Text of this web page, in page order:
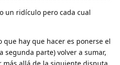
un ridículo pero cada cual
que hay que hacer es ponerse el
segunda parte) volver a sumar,